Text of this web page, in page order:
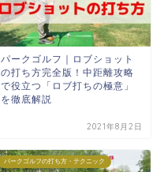
パークゴルフ｜ロブショット
の打ち方完全版！中距離攻略
で役立つ「ロブ打ちの極意」
を徹底解説
2021年8月2日
パークゴルフの打ち方・テクニック